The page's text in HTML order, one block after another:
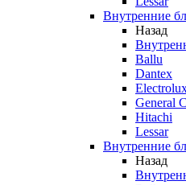
Внутренние
Назад
Ballu
Dantex
General
Hitachi
Lessar
Внутренние
Назад